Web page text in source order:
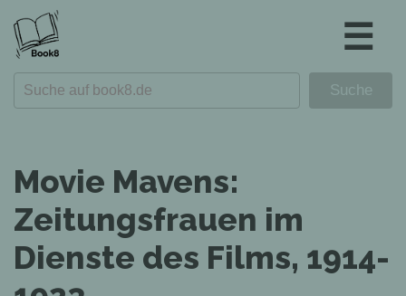
☰
Movie Mavens:
Zeitungsfrauen im
Dienste des Films, 1914-